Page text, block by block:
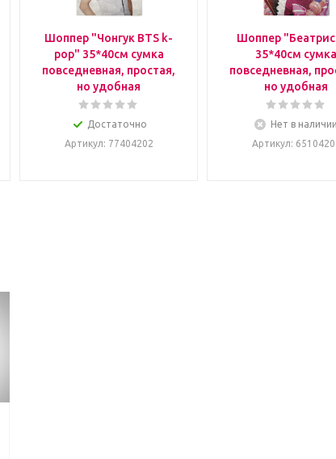
Шоппер "Чонгук BTS k-
pop" 35*40см сумка
повседневная, простая,
но удобная
Достаточно
Артикул: 77404202
Шоппер
35*40см сумка
повседневная,
но удобная
Нет в наличии
Артикул: